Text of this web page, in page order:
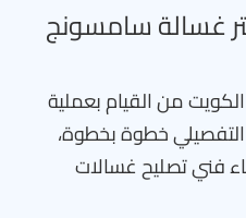
غسالة سامسونج
من القيام بعملية
التفصيلي خطوة بخطوة،
فني تصليح غسالات